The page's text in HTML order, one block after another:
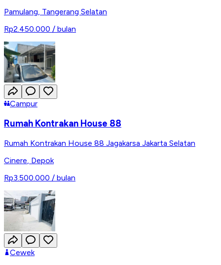
Pamulang, Tangerang Selatan
Rp2.450.000 / bulan
Campur
Rumah Kontrakan House 88
Rumah Kontrakan House 88 Jagakarsa Jakarta Selatan
Cinere, Depok
Rp3.500.000 / bulan
Cewek